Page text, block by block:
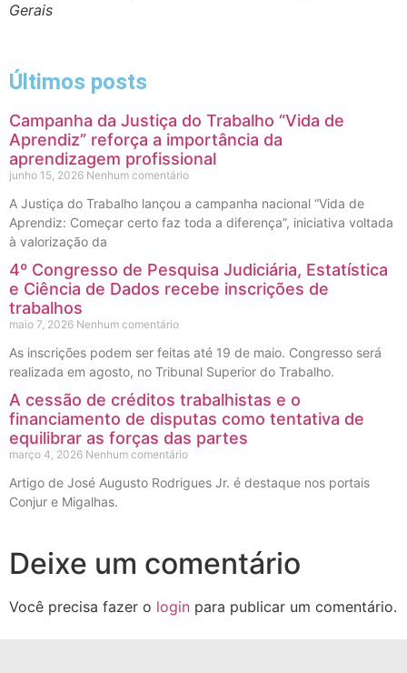
Gerais
Últimos posts
Campanha da Justiça do Trabalho “Vida de
Aprendiz” reforça a importância da
aprendizagem profissional
junho 15, 2026 Nenhum comentário
A Justiça do Trabalho lançou a campanha nacional “Vida de
Aprendiz: Começar certo faz toda a diferença”, iniciativa voltada
à valorização da
4º Congresso de Pesquisa Judiciária, Estatística
e Ciência de Dados recebe inscrições de
trabalhos
maio 7, 2026 Nenhum comentário
As inscrições podem ser feitas até 19 de maio. Congresso será
realizada em agosto, no Tribunal Superior do Trabalho.
A cessão de créditos trabalhistas e o
financiamento de disputas como tentativa de
equilibrar as forças das partes
março 4, 2026 Nenhum comentário
Artigo de José Augusto Rodrigues Jr. é destaque nos portais
Conjur e Migalhas.
Deixe um comentário
Você precisa fazer o login para publicar um comentário.